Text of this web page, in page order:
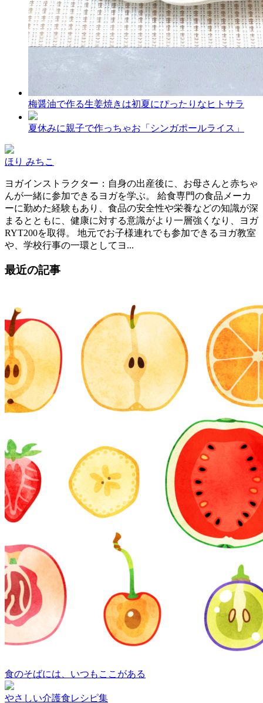
梅醤油で作る生姜焼きは初夏にぴったりなヒトサラ
夏休みに親子で作っちゃお「シンガポールライス」
ほり みちこ
ヨガインストラクター：自身の出産後に、お母さんと赤ちゃ
んが一緒に参加できるヨガを学ぶ。 給食専門の食品メーカ
ーに勤めた経験もあり、食品の安全性や栄養などの知識が深
まるとともに、健康に対する意識がより一層強くなり、ヨガ
RYT200を取得。 地元でお子様連れでも参加できるヨガ教室
や、学校行事の一環としてヨ...
最近の記事
食のそばには、いつもここがある
やさしい介護食レシピ集